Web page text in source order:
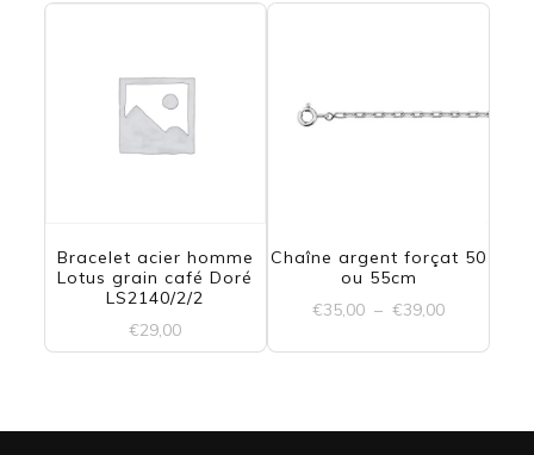
Bracelet acier homme
Lotus grain café Doré
LS2140/2/2
€29,00
Chaîne argent forçat 50
ou 55cm
€35,00 – €39,00Plage
prix :
€39,00
Ce
a